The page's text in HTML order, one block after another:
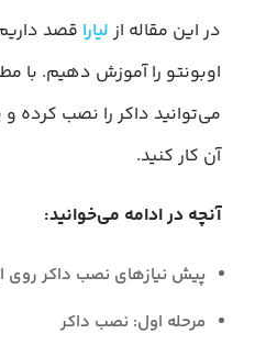
در این مقاله از لیارا قصد
اوبونتو را آموزش دهیم. با
می‌توانید داکر را نصب کرده و
آن‌ کار کنید.
آنچه در ادامه می‌خوانید:
پیش نیازهای نصب داکر روی
مرحله اول: نصب داکر